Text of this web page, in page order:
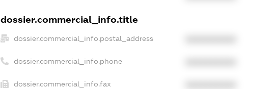
dossier.commercial_info.title
dossier.commercial_info.postal_address
dossier.commercial_info.phone
dossier.commercial_info.fax